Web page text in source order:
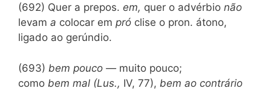
(692) Quer a prepos. em, quer o advérbio não
levam a colocar em pró clise o pron. átono,
ligado ao gerúndio.
(693) bem pouco — muito pouco;
como bem mal (Lus., IV, 77), bem ao contrário